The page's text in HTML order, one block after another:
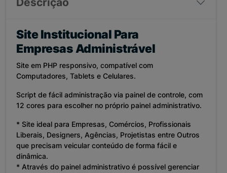
Site Institucional Para
EmpresasAdministrável
Site em PHP responsivo, compatível com
Computadores, Tablets e Celulares.
Script de fácil administração via painel de controle, com
12 cores para escolher no próprio painel administrativo.
* Site ideal para Empresas, Comércios, Profissionais
Liberais, Designers, Agências, Projetistas entre Outros
que precisam veicular conteúdo de forma fácil e
dinâmica.
* Através do painel administrativo é possível gerenciar